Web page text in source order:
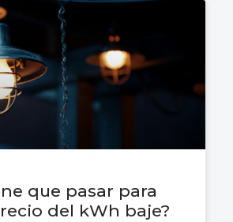
que pasar para
del kWh baje?